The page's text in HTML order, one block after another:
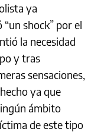
ya
shock” por el
la necesidad
y tras
sensaciones,
ya que
ámbito
de este tipo